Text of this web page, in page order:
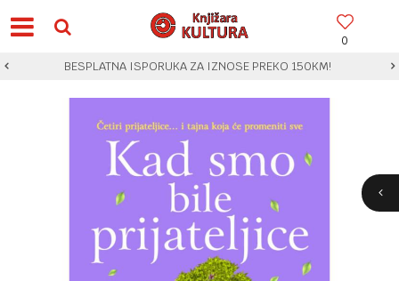
0
BESPLATNA ISPORUKA ZA IZNOSE PREKO 150KM!